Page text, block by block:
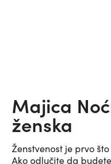
Majica
ženska
Ženstvenost je prvo
Ako odlučite da